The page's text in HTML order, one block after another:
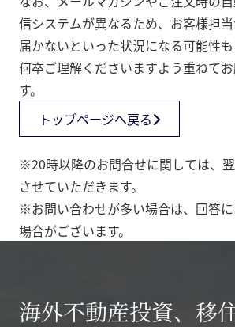
信システムが異なるため、お客様担
届かないといった状況になる可能性も
何卒ご理解くださいますよう重ねて
す。
トップページへ戻る
※20時以降のお問合せに関しては、
させていただきます。
※お問い合わせが多い場合は、回答
場合がございます。
海外不動産投資、移